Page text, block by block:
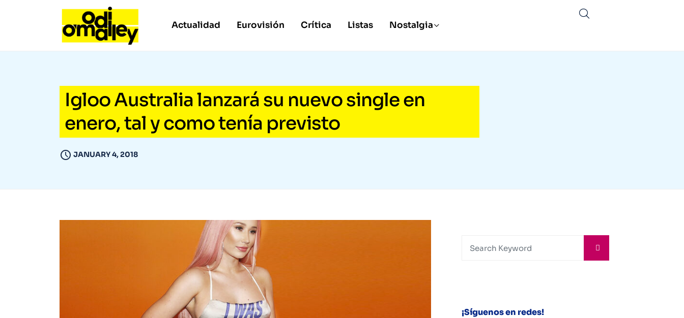
Actualidad Eurovisión Crítica Listas Nostalgia
Igloo Australia lanzará su nuevo single en
enero, tal y como tenía previsto
JANUARY 4, 2018
¡Síguenos en redes!